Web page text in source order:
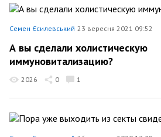
Семен Єсилевський 23 вересня 2021 09:52
А вы сделали холистическую
иммуновитализацию?
2026 0 1